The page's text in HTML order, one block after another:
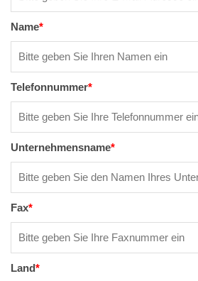
Name*
Telefonnummer*
Unternehmensname*
Fax*
Land*